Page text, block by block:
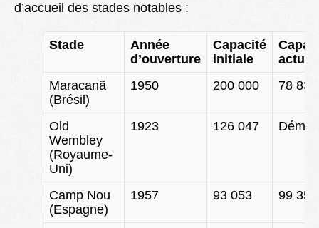
d’accueil des stades notables :
Stade
Année
d’ouverture
Capacité
initiale
Maracanã
(Brésil)
1950 200 000 78 838
Old
Wembley
(Royaume-
Uni)
1923 126 047 Démoli
Camp Nou
(Espagne)
1957 93 053 99 354